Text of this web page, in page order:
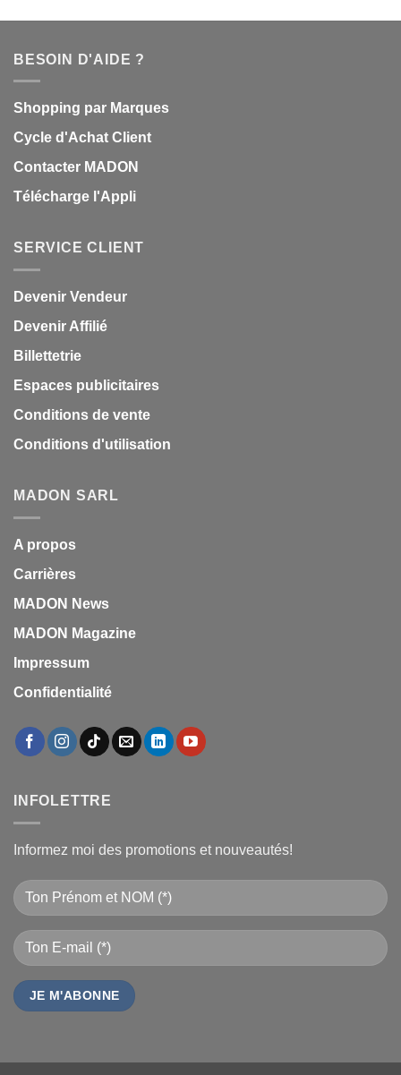
BESOIN D'AIDE ?
Shopping par Marques
Cycle d'Achat Client
Contacter MADON
Télécharge l'Appli
SERVICE CLIENT
Devenir Vendeur
Devenir Affilié
Billettetrie
Espaces publicitaires
Conditions de vente
Conditions d'utilisation
MADON SARL
A propos
Carrières
MADON News
MADON Magazine
Impressum
Confidentialité
INFOLETTRE
Informez moi des promotions et nouveautés!